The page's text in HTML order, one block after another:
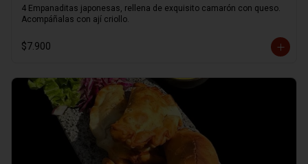
4 Empanaditas japonesas, rellena de exquisito camarón con queso.
Acompáñalas con ají criollo.
$7.900